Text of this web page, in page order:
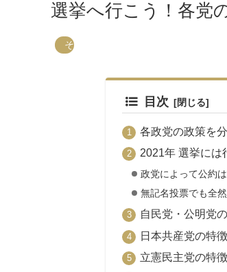
選挙へ行こう！各党
その他
目次
各政党の政策を
2021年 選挙には
政党によって公約
無記名投票でも全
自民党・公明党
日本共産党の特徴
立憲民主党の特徴